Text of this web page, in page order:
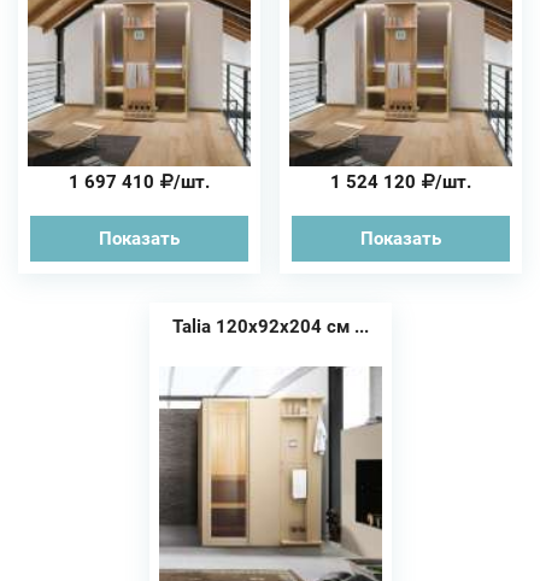
1 697 410 /шт.
Показать
1 524 120 /шт.
Показать
Talia 120x92x204 см ...